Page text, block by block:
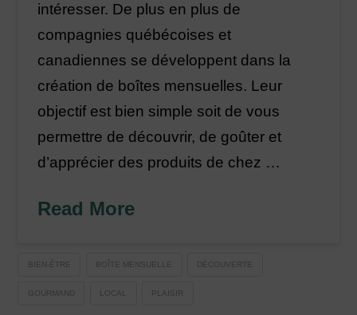
intéresser. De plus en plus de
compagnies québécoises et
canadiennes se développent dans la
création de boîtes mensuelles. Leur
objectif est bien simple soit de vous
permettre de découvrir, de goûter et
d’apprécier des produits de chez …
Read More
BIEN-ÊTRE BOÎTE MENSUELLE DÉCOUVERTE
GOURMAND LOCAL PLAISIR